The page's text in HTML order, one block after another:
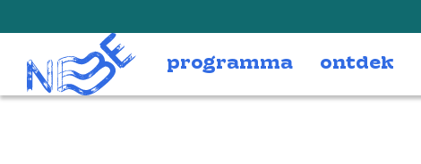
programma ontdek